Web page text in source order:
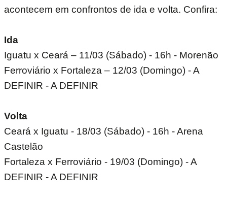
acontecem em confrontos de ida e volta. Confira:
Ida
Iguatu x Ceará – 11/03 (Sábado) - 16h - Morenão
Ferroviário x Fortaleza – 12/03 (Domingo) - A
DEFINIR - A DEFINIR
Volta
Ceará x Iguatu - 18/03 (Sábado) - 16h - Arena
Castelão
Fortaleza x Ferroviário - 19/03 (Domingo) - A
DEFINIR - A DEFINIR